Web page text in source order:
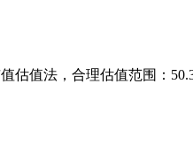
值法，合理估值范围：